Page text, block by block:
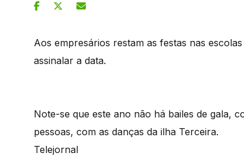
Aos empresários restam as festas nas
assinalar a data.
Note-se que este ano não há bailes de gala,
pessoas, com as danças da ilha Terceira.
Telejornal